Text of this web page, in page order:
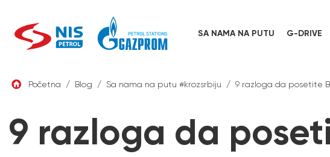
SA NAMA NA PUTU G-DRIVE
Početna / Blog / Sa nama na putu #krozsrbiju / 9 razloga da posetite
9 razloga da